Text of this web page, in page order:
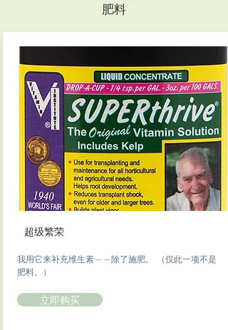
肥料
超级繁荣
我用它来补充维生素——除了施肥。 （仅此一项不是
肥料。）
立即购买